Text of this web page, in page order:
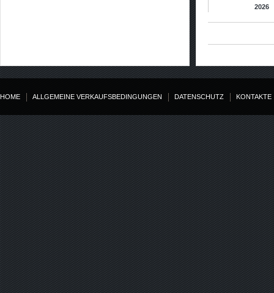
2026
HOME ALLGEMEINE VERKAUFSBEDINGUNGEN DATENSCHUTZ KONTAKTE